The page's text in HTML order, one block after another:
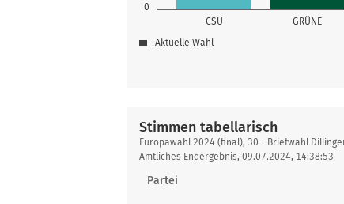
0
CSU GRÜNE
Aktuelle Wahl
Stimmen tabellarisch
Stimmen
tabellarisch
Europawahl 2024 (final), 30 - Briefwahl
Amtliches Endergebnis, 09.07.2024, 14:38:53
Partei